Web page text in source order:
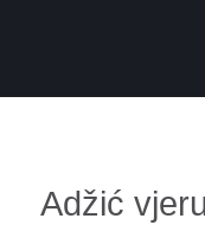
Adžić